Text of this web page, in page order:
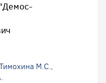
М.С.,